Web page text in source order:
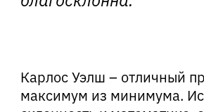
Карлос Уэлш – отличный
максимум из минимума.